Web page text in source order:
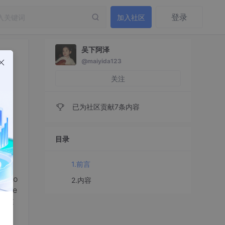
加入社区 登录
建
吴下阿泽
@maiyida123
关注
已为社区贡献7条内容
目录
1.前言
2.内容